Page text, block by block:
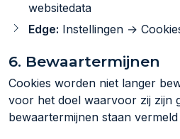
websitedata
Edge: Instellingen →
6. Bewaartermijnen
Cookies worden niet langer
voor het doel waarvoor zij zijn
bewaartermijnen staan